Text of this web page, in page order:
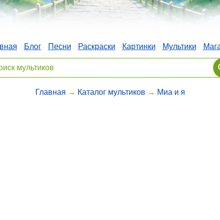
Блог Песни Раскраски Картинки Мультики
Главная → Каталог мультиков → Миа и я